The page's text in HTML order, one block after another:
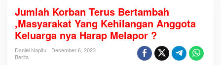
m
l
K
r
Jumlah Korban Terus Bertambah
,Masyarakat Yang Kehilangan Anggota
Keluarga nya Harap Melapor ?
Daniel Napitu
Desember 6, 2023
Berita